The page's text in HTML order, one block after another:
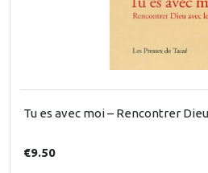
Tu es avec moi – Rencontrer
€9.50